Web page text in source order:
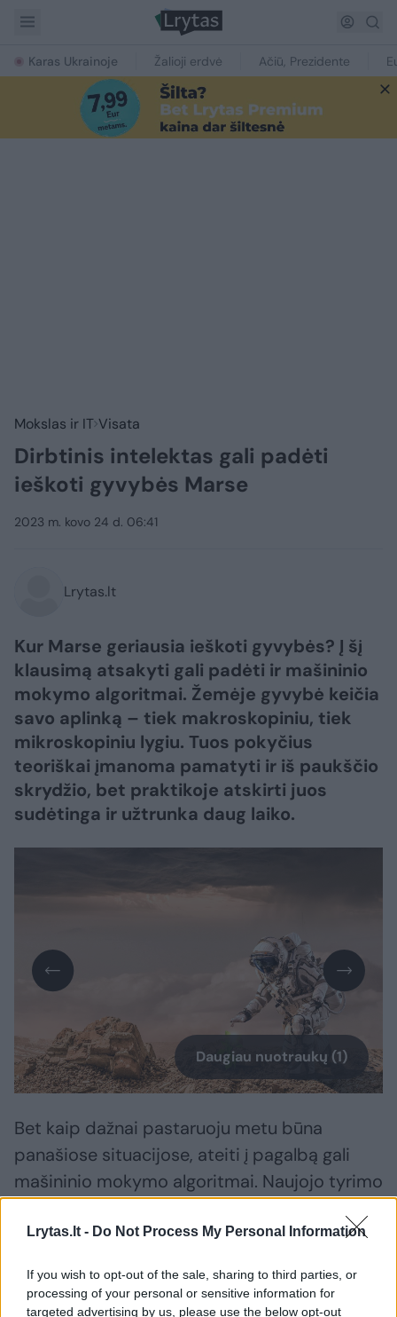
Lrytas.lt - Do Not Process My Personal Information
If you wish to opt-out of the sale, sharing to third parties, or
processing of your personal or sensitive information for
targeted advertising by us, please use the below opt-out
Karas Ukrainoje Žalioji erdvė Ačiū, Prezidente
Mokslas ir IT Visata
Dirbtinis intelektas gali padėti
ieškoti gyvybės Marse
2023 m. kovo 24 d. 06:41
Lrytas.lt
Kur Marse geriausia ieškoti gyvybės? Į šį
klausimą atsakyti gali padėti ir mašininio
mokymo algoritmai. Žemėje gyvybė keičia
savo aplinką – tiek makroskopiniu, tiek
mikroskopiniu lygiu. Tuos pokyčius
teoriškai įmanoma pamatyti ir iš paukščio
skrydžio, bet praktikoje atskirti juos
sudėtinga ir užtrunka daug laiko.
Daugiau nuotraukų (1)
Bet kaip dažnai pastaruoju metu būna
panašiose situacijose, ateiti į pagalbą gali
mašininio mokymo algoritmai. Naujojo tyrimo
vietos – Atakamos dykumos Čilėje –
jose sužymėjo regionus, kur žinoma esant